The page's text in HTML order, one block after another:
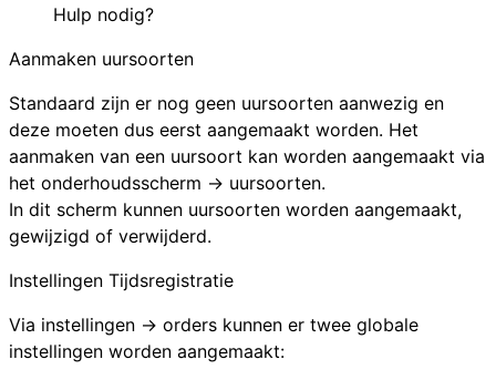
Hulp nodig?
Aanmaken uursoorten
Standaard zijn er nog geen uursoorten aanwezig en
deze moeten dus eerst aangemaakt worden. Het
aanmaken van een uursoort kan worden aangemaakt via
het onderhoudsscherm → uursoorten.
In dit scherm kunnen uursoorten worden aangemaakt,
gewijzigd of verwijderd.
Instellingen Tijdsregistratie
Via instellingen → orders kunnen er twee globale
instellingen worden aangemaakt: